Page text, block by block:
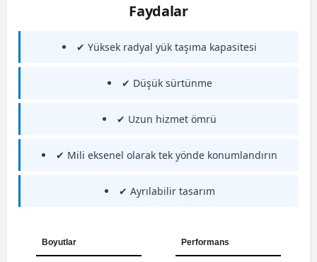
Faydalar
✔ Yüksek radyal yük taşıma kapasitesi
✔ Düşük sürtünme
✔ Uzun hizmet ömrü
✔ Mili eksenel olarak tek yönde konumlandırın
✔ Ayrılabilir tasarım
Boyutlar Performans